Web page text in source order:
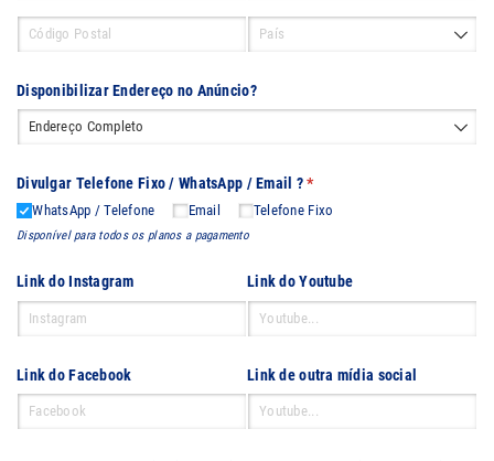
Disponibilizar Endereço no Anúncio?
Divulgar Telefone Fixo /​ WhatsApp /​ Email ?*
(obrigatório)
WhatsApp /​ Telefone Email Telefone Fixo
Disponível para todos os planos a pagamento
Link do Instagram Link do Youtube
Link do Facebook Link de outra mídia social